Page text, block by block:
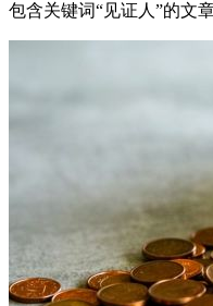
包含关键词“见证人”的文